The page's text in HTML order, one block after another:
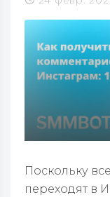
Поскольку
переходят в